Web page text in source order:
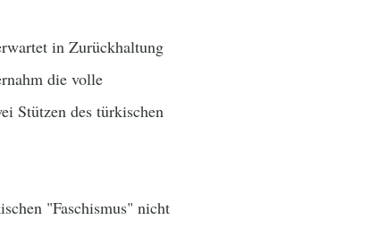
in Zurückhaltung
die volle
Stützen des türkischen
"Faschismus" nicht